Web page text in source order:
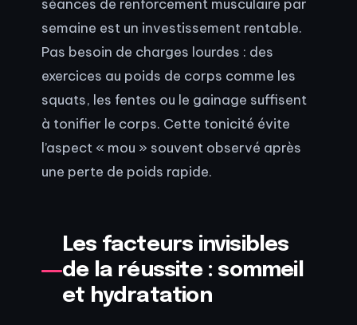
séances de renforcement musculaire par
semaine est un investissement rentable.
Pas besoin de charges lourdes : des
exercices au poids de corps comme les
squats, les fentes ou le gainage suffisent
à tonifier le corps. Cette tonicité évite
l’aspect « mou » souvent observé après
une perte de poids rapide.
Les facteurs invisibles
de la réussite : sommeil
et hydratation